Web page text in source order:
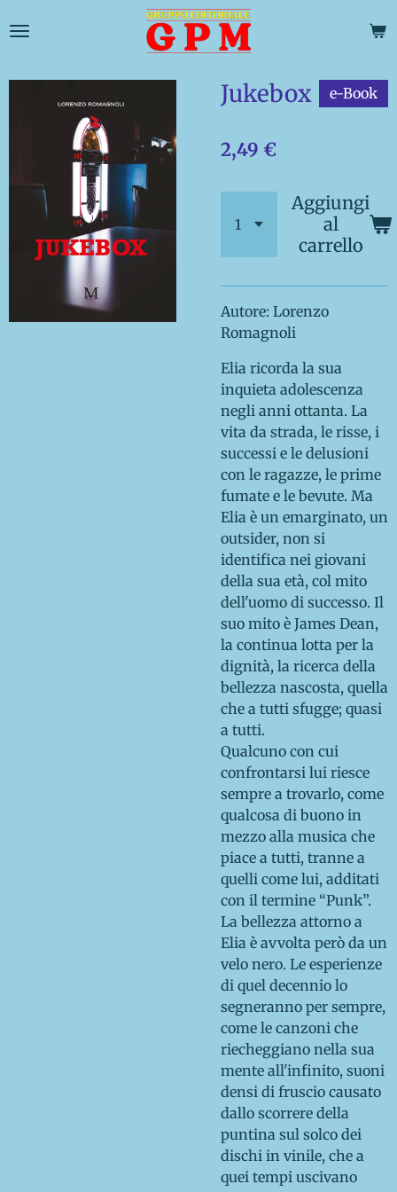
al
principale
Jukebox e-Book
2,49 €
Aggiungi
al
carrello
Autore: Lorenzo
Romagnoli
Elia ricorda la sua
inquieta adolescenza
negli anni ottanta. La
vita da strada, le risse, i
successi e le delusioni
con le ragazze, le prime
fumate e le bevute. Ma
Elia è un emarginato, un
outsider, non si
identifica nei giovani
della sua età, col mito
dell'uomo di successo. Il
suo mito è James Dean,
la continua lotta per la
dignità, la ricerca della
bellezza nascosta, quella
che a tutti sfugge; quasi
a tutti.
Qualcuno con cui
confrontarsi lui riesce
sempre a trovarlo, come
qualcosa di buono in
mezzo alla musica che
piace a tutti, tranne a
quelli come lui, additati
con il termine “Punk”.
La bellezza attorno a
Elia è avvolta però da un
velo nero. Le esperienze
di quel decennio lo
segneranno per sempre,
come le canzoni che
riecheggiano nella sua
mente all'infinito, suoni
densi di fruscio causato
dallo scorrere della
puntina sul solco dei
dischi in vinile, che a
quei tempi uscivano